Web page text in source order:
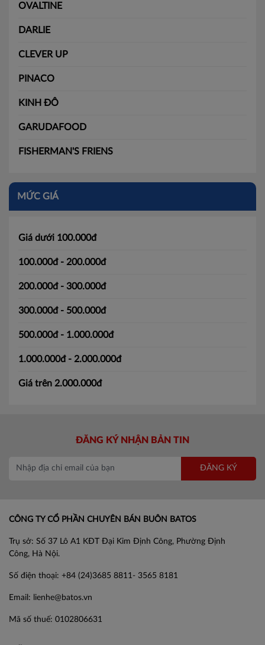
OVALTINE
DARLIE
CLEVER UP
PINACO
KINH ĐÔ
GARUDAFOOD
FISHERMAN'S FRIENS
MỨC GIÁ
Giá dưới 100.000đ
100.000đ - 200.000đ
200.000đ - 300.000đ
300.000đ - 500.000đ
500.000đ - 1.000.000đ
1.000.000đ - 2.000.000đ
Giá trên 2.000.000đ
ĐĂNG KÝ NHẬN BẢN TIN
ĐĂNG KÝ
CÔNG TY CỔ PHẦN CHUYÊN BÁN BUÔN BATOS
Trụ sở: Số 37 Lô A1 KĐT Đại Kim Định Công, Phường Định
Công, Hà Nội.
Số điện thoại: +84 (24)3685 8811- 3565 8181
Email: lienhe@batos.vn
Mã số thuế: 0102806631